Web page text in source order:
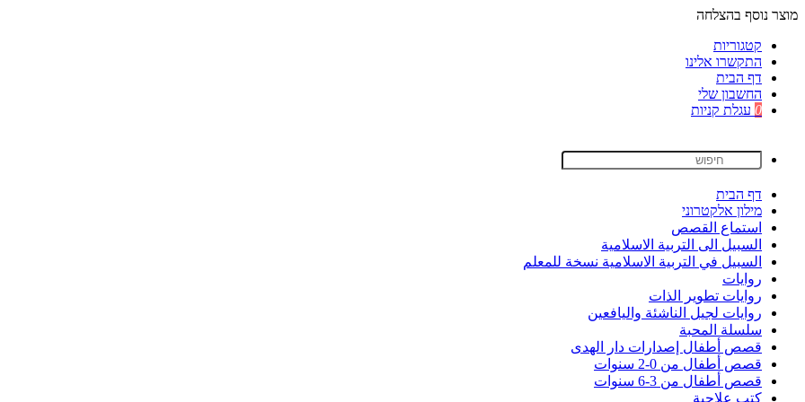
מוצר נוסף בהצלחה
קטגוריות
התקשרו אלינו
דף הבית
החשבון שלי
0 עגלת קניות
דף הבית
מילון אלקטרוני
استماع القصص
السبيل الى التربية الاسلامية
السبيل في التربية الاسلامية نسخة للمعلم
روايات
روايات تطوير الذات
روايات لجيل الناشئة واليافعين
سلسلة المحبة
قصص أطفال إصدارات دار الهدى
قصص أطفال من 0-2 سنوات
قصص أطفال من 3-6 سنوات
كتب علاجية